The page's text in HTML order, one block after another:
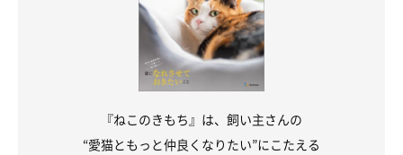
『ねこのきもち』は、飼い主さんの
“愛猫ともっと仲良くなりたい”にこたえる